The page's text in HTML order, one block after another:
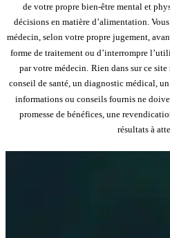
de votre propre bien-être mental et
décisions en matière d’alimentation.
médecin, selon votre propre jugement,
forme de traitement ou d’interrompre
par votre médecin. Rien dans sur ce
conseil de santé, un diagnostic médical,
informations ou conseils fournis ne
promesse de bénéfices, une
résultats à